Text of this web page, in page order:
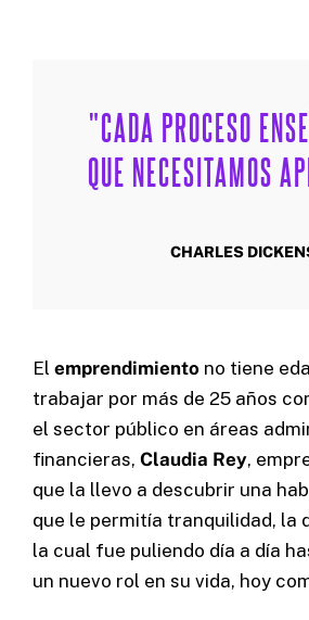
"CADA PROCESO
QUE NECESITAMOS
CHARLES
El emprendimiento no tiene
trabajar por más de 25 años
el sector público en áreas
financieras, Claudia Rey,
que la llevo a descubrir una
que le permitía tranquilidad, la
la cual fue puliendo día a día
un nuevo rol en su vida, hoy
Home
Servicios
Nosotros